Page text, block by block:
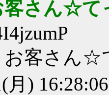
客さん☆て
お客さん☆
月)